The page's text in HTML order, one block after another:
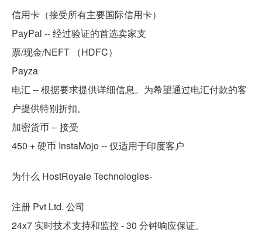
信用卡（接受所有主要国际信用卡）
PayPal -- 经过验证的首选卖家支
票/现金/NEFT （HDFC）
Payza
电汇 -- 根据要求提供详细信息。为希望通过电汇付款的客
户提供特别折扣。
加密货币 -- 接受
450 + 硬币 InstaMojo -- 仅适用于印度客户
为什么 HostRoyale Technologies-
注册 Pvt Ltd. 公司
24x7 实时技术支持和监控 - 30 分钟响应保证。